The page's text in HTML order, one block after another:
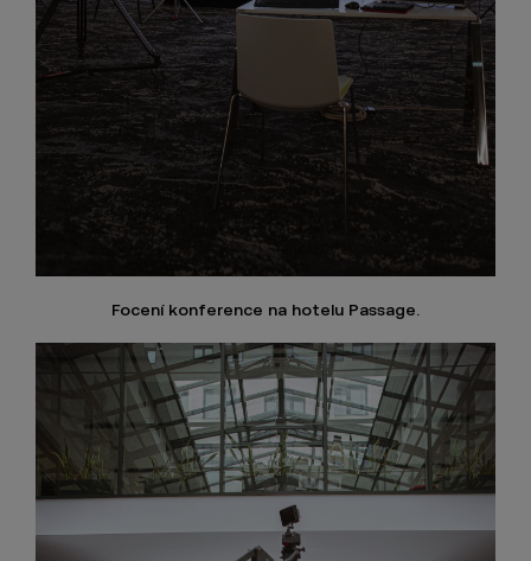
Focení konference na hotelu Passage.